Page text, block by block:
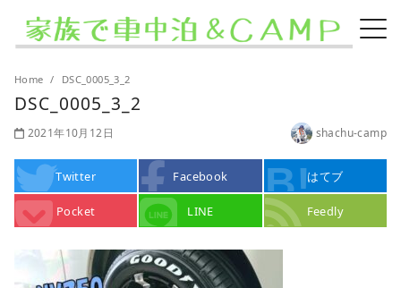
Home DSC_0005_3_2
DSC_0005_3_2
2021年10月12日 shachu-camp
Twitter Facebook はてブ
Pocket LINE Feedly